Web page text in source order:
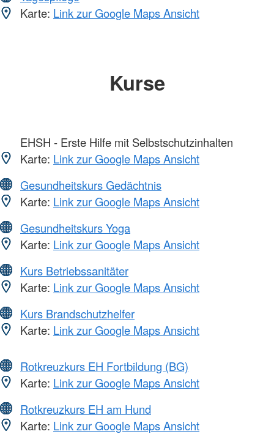
Karte: Link zur Google Maps Ansicht
Kurse
EHSH - Erste Hilfe mit Selbstschutzinhalten
Karte: Link zur Google Maps Ansicht
Gesundheitskurs Gedächtnis
Karte: Link zur Google Maps Ansicht
Gesundheitskurs Yoga
Karte: Link zur Google Maps Ansicht
Kurs Betriebssanitäter
Karte: Link zur Google Maps Ansicht
Kurs Brandschutzhelfer
Karte: Link zur Google Maps Ansicht
Rotkreuzkurs EH Fortbildung (BG)
Karte: Link zur Google Maps Ansicht
Rotkreuzkurs EH am Hund
Karte: Link zur Google Maps Ansicht